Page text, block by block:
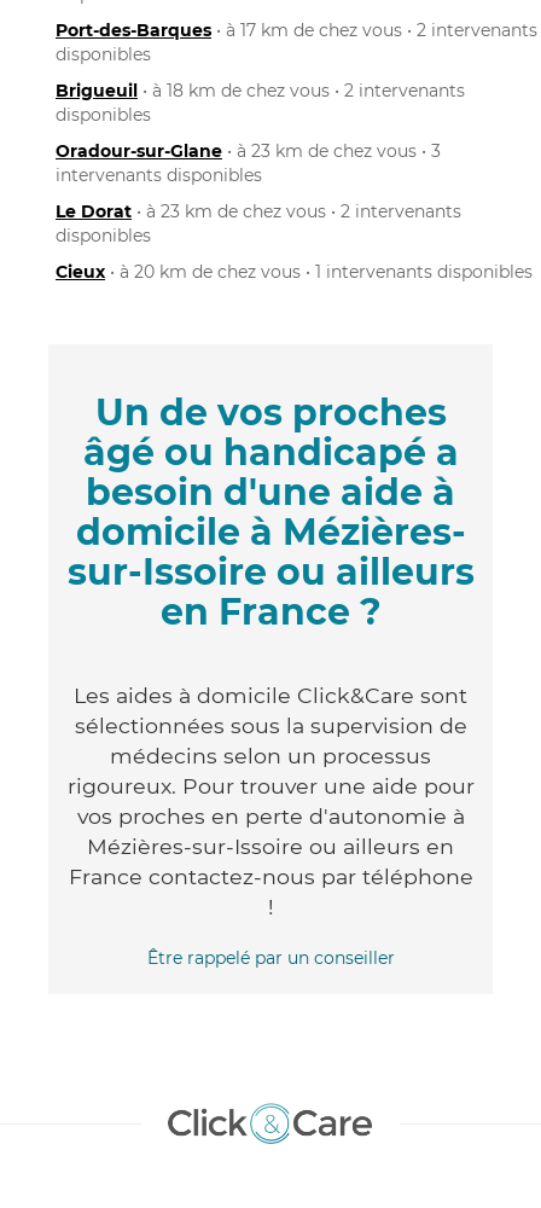
Port-des-Barques • à 17 km de chez vous • 2 intervenants
disponibles
Brigueuil • à 18 km de chez vous • 2 intervenants
disponibles
Oradour-sur-Glane • à 23 km de chez vous • 3
intervenants disponibles
Le Dorat • à 23 km de chez vous • 2 intervenants
disponibles
Cieux • à 20 km de chez vous • 1 intervenants disponibles
Un de vos proches
âgé ou handicapé a
besoin d'une aide à
domicile à Mézières-
sur-Issoire ou ailleurs
en France ?
Les aides à domicile Click&Care sont
sélectionnées sous la supervision de
médecins selon un processus
rigoureux. Pour trouver une aide pour
vos proches en perte d'autonomie à
Mézières-sur-Issoire ou ailleurs en
France contactez-nous par téléphone
!
Être rappelé par un conseiller